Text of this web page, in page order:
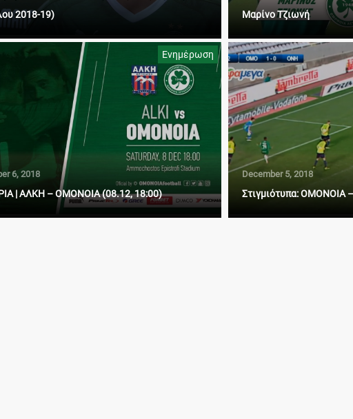
2018-19)
Μαρίνο Τζιωνή
Ενημέρωση
6, 2018
| ΑΛΚΗ – ΟΜΟΝΟΙΑ (08.12, 18:00)
December 5, 2018
Στιγμιότυπα: ΟΜΟΝΟΙΑ